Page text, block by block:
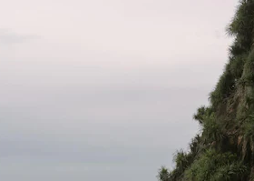
Assistente de IA
Gerador de vídeos
Texto para voz
Conteúdo de stock